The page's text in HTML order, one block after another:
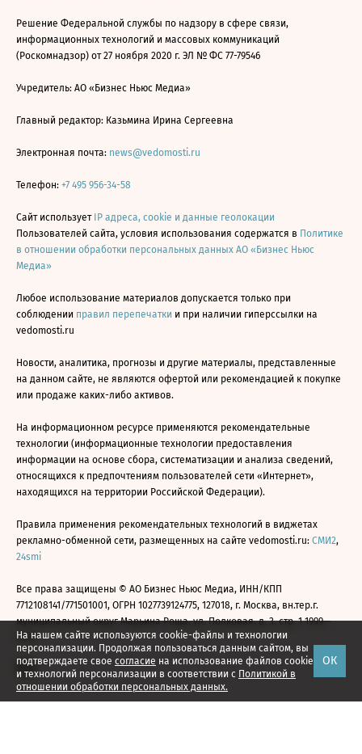
На нашем сайте используются cookie-файлы и технологии
персонализации. Продолжая пользоваться данным сайтом, вы
подтверждаете свое согласие на использование файлов cookie
и технологий персонализации в соответствии с Политикой в
отношении обработки персональных данных.
ОК
Решение Федеральной службы по надзору в сфере связи,
информационных технологий и массовых коммуникаций
(Роскомнадзор) от 27 ноября 2020 г. ЭЛ № ФС 77-79546
Учредитель: АО «Бизнес Ньюс Медиа»
Главный редактор: Казьмина Ирина Сергеевна
Электронная почта: news@vedomosti.ru
Телефон: +7 495 956-34-58
Сайт использует IP адреса, cookie и данные геолокации
Пользователей сайта, условия использования содержатся в Политике
в отношении обработки персональных данных АО «Бизнес Ньюс
Медиа»
Любое использование материалов допускается только при
соблюдении правил перепечатки и при наличии гиперссылки на
vedomosti.ru
Новости, аналитика, прогнозы и другие материалы, представленные
на данном сайте, не являются офертой или рекомендацией к покупке
или продаже каких-либо активов.
На информационном ресурсе применяются рекомендательные
технологии (информационные технологии предоставления
информации на основе сбора, систематизации и анализа сведений,
относящихся к предпочтениям пользователей сети «Интернет»,
находящихся на территории Российской Федерации).
Правила применения рекомендательных технологий в виджетах
рекламно-обменной сети, размещенных на сайте vedomosti.ru: СМИ2,
24smi
Все права защищены © АО Бизнес Ньюс Медиа, ИНН/КПП
7712108141/771501001, ОГРН 1027739124775, 127018, г. Москва, вн.тер.г.
муниципальный округ Марьина Роща, ул. Полковая, д. 3, стр. 1 1999—
2026